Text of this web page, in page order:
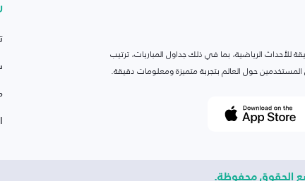
الرياضية، بما في ذلك جداول المباريات، ترتيب
المستخدمين حول العالم بتجربة متميزة ومعلومات دقيقة.